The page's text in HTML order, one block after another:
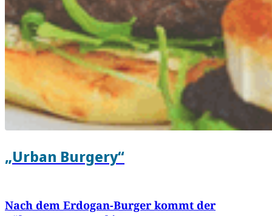
„Urban Burgery“
Nach dem Erdogan-Burger kommt der